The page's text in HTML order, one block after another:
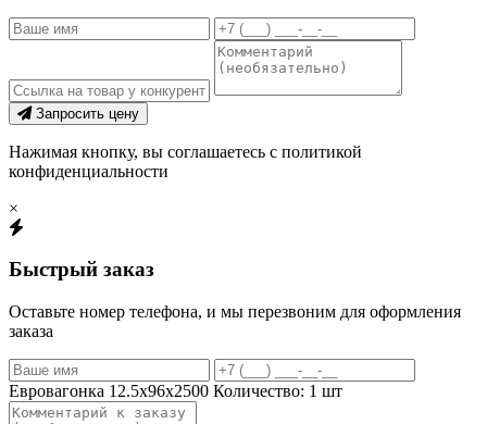
Запросить цену
Нажимая кнопку, вы соглашаетесь с политикой
конфиденциальности
×
Быстрый заказ
Оставьте номер телефона, и мы перезвоним для оформления
заказа
Евровагонка 12.5х96х2500 Количество: 1 шт